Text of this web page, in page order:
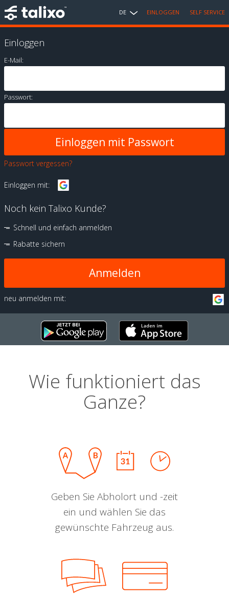
DE EINLOGGEN SELF SERVICE
Einloggen
E-Mail:
Passwort:
Passwort vergessen?
Einloggen mit:
Noch kein Talixo Kunde?
Schnell und einfach anmelden
Rabatte sichern
Anmelden
neu anmelden mit:
Wie funktioniert das
Ganze?
Geben Sie Abholort und -zeit
ein und wählen Sie das
gewünschte Fahrzeug aus.